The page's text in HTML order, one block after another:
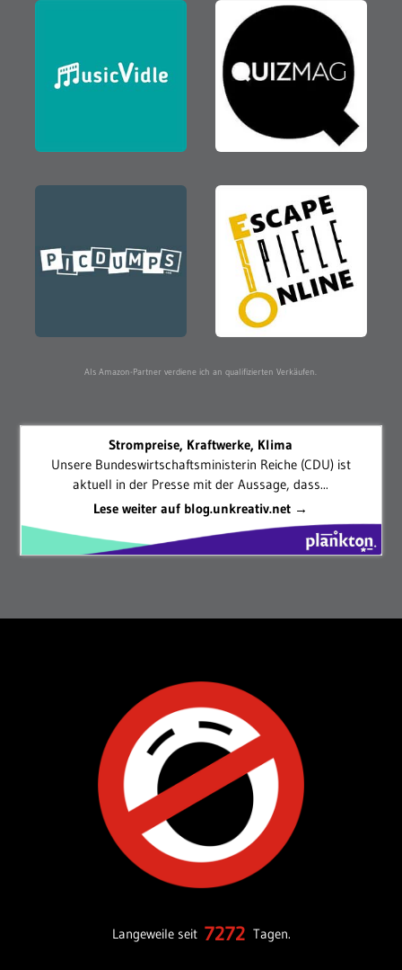
Als Amazon-Partner verdiene ich an qualifizierten Verkäufen.
Strompreise, Kraftwerke, Klima
Unsere Bundeswirtschaftsministerin Reiche (CDU) ist
aktuell in der Presse mit der Aussage, dass...
Lese weiter auf blog.unkreativ.net →
Langeweile seit 7272 Tagen.